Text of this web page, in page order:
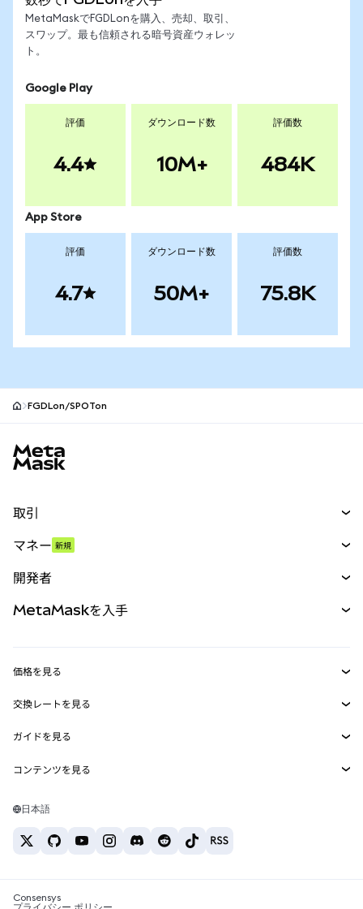
MetaMaskでFGDLonを購入、売却、取引、
スワップ。最も信頼される暗号資産ウォレッ
ト。
Google Play
評価
4.4
ダウンロード数
10M+
評価数
484K
App Store
評価
4.7
ダウンロード数
50M+
評価数
75.8K
FGDLon/SPOTon
取引
パーペチュアル
RWA
マネー 新規
開発者
MetaMask Connect
Snaps
Web3サービス
MetaMaskを入手
セキュリティ
サポート
キャリア
お問い合わせ
価格を見る
イーサリアムの価格
Solanaの価格
Tetherの価格
交換レートを見る
ETH→USD
USDT→INR
BTC→INR
ETH→USDT
ガイドを見る
ETHの購入
USDTの購入
SHIBの購入
コンテンツを見る
Solanaウォレット
税制関連ニュース
日本語
Consensys